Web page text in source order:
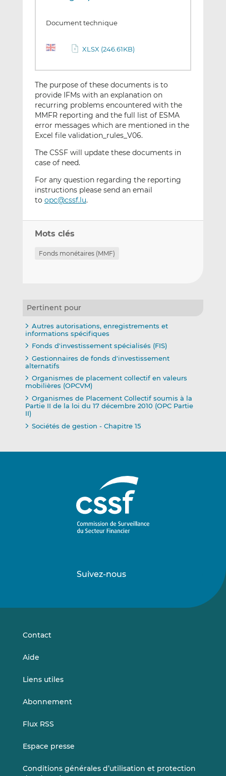
Document technique
XLSX (246.61KB)
The purpose of these documents is to
provide IFMs with an explanation on
recurring problems encountered with the
MMFR reporting and the full list of ESMA
error messages which are mentioned in the
Excel file validation_rules_V06.
The CSSF will update these documents in
case of need.
For any question regarding the reporting
instructions please send an email
to opc@cssf.lu.
Mots clés
Fonds monétaires (MMF)
Pertinent pour
Autres autorisations, enregistrements et
informations spécifiques
Fonds d'investissement spécialisés (FIS)
Gestionnaires de fonds d'investissement
alternatifs
Organismes de placement collectif en valeurs
mobilières (OPCVM)
Organismes de Placement Collectif soumis à la
Partie II de la loi du 17 décembre 2010 (OPC Partie
II)
Sociétés de gestion - Chapitre 15
Suivez-nous
sursur
Contact
Aide
Liens utiles
Abonnement
Flux RSS
Espace presse
Conditions générales d’utilisation et protection